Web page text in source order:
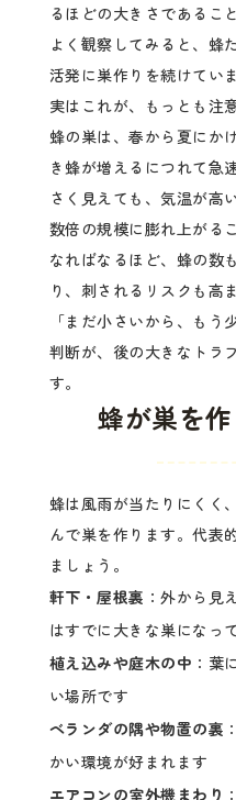
るほどの大きさであるこ
よく観察してみると、蜂
活発に巣作りを続けていま
実はこれが、もっとも注
蜂の巣は、春から夏にか
き蜂が増えるにつれて急
さく見えても、気温が高
数倍の規模に膨れ上がる
なればなるほど、蜂の数
り、刺されるリスクも高
「まだ小さいから、も
判断が、後の大きなトラ
す。
蜂が巣を
蜂は風雨が当たりにくく
んで巣を作ります。代表
ましょう。
軒下・屋根裏 ：外から見
はすでに大きな巣になっ
植え込みや庭木の中 ：葉
い場所です
ベランダの隅や物置の裏
かい環境が好まれます
エアコンの室外機まわり